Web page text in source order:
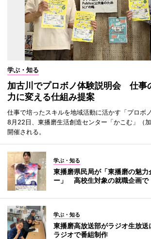
学ぶ・知る
加古川でプロボノ体験説明会 仕事
力に変える仕組み提案
仕事で培ったスキルを地域活動に活かす「プロボ
8月22日、東播磨生活創造センター「かこむ」（
開催される。
学ぶ・知る
東播磨県民局が「東播磨の魅
ー」 高校生対象の就職企画で
学ぶ・知る
東播磨高放送部がラジオ生放
ラジオで番組制作